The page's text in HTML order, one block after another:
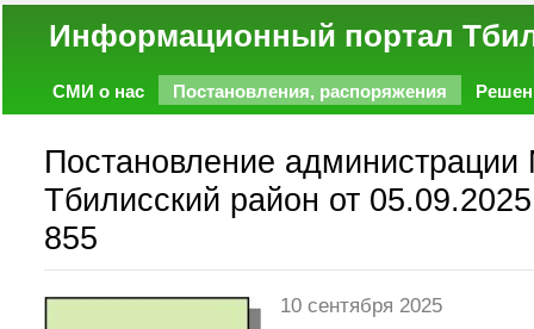
Информационный
СМИ о нас Постановления, распоряжения
Постановление
Тбилисский район от
855
10 сентября 2025